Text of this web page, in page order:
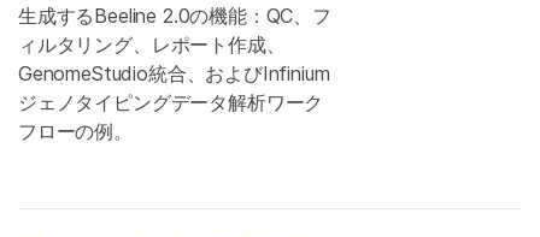
生成するBeeline 2.0の機能：QC、フ
ィルタリング、レポート作成、
GenomeStudio統合、およびInfinium
ジェノタイピングデータ解析ワーク
フローの例。